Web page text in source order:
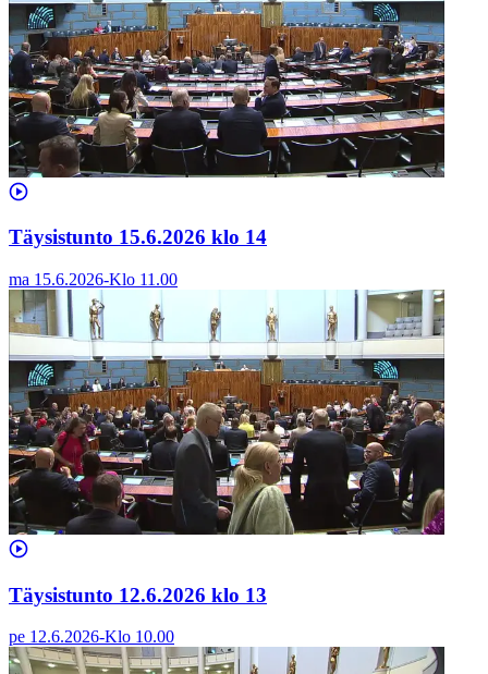
Täysistunto 15.6.2026 klo 14
ma 15.6.2026-Klo 11.00
Täysistunto 12.6.2026 klo 13
pe 12.6.2026-Klo 10.00